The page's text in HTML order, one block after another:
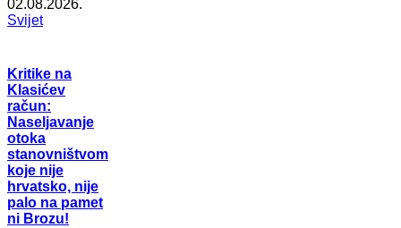
02.08.2026.
Svijet
Kritike na
Klasićev
račun:
Naseljavanje
otoka
stanovništvom
koje nije
hrvatsko, nije
palo na pamet
ni Brozu!